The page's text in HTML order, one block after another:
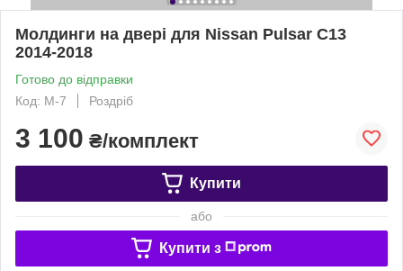
Молдинги на двері для Nissan Pulsar C13
2014-2018
Готово до відправки
Код: M-7
Роздріб
3 100 ₴/комплект
Купити
або
Купити з